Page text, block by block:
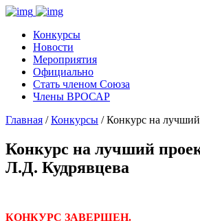
Конкурсы
Новости
Мероприятия
Официально
Стать членом Союза
Члены ВРОСАР
Главная /Конкурсы / Конкурс на лучший
Конкурс на лучший
Л.Д. Кудрявцева
КОНКУРС ЗАВЕРШЕН.